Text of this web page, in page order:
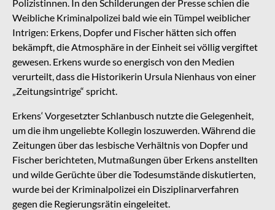
Polizistinnen. In den Schilderungen der Presse schien die
Weibliche Kriminalpolizei bald wie ein Tümpel weiblicher
Intrigen: Erkens, Dopfer und Fischer hätten sich offen
bekämpft, die Atmosphäre in der Einheit sei völlig vergiftet
gewesen. Erkens wurde so energisch von den Medien
verurteilt, dass die Historikerin Ursula Nienhaus von einer
„Zeitungsintrige“ spricht.
Erkens‘ Vorgesetzter Schlanbusch nutzte die Gelegenheit,
um die ihm ungeliebte Kollegin loszuwerden. Während die
Zeitungen über das lesbische Verhältnis von Dopfer und
Fischer berichteten, Mutmaßungen über Erkens anstellten
und wilde Gerüchte über die Todesumstände diskutierten,
wurde bei der Kriminalpolizei ein Disziplinarverfahren
gegen die Regierungsrätin eingeleitet.